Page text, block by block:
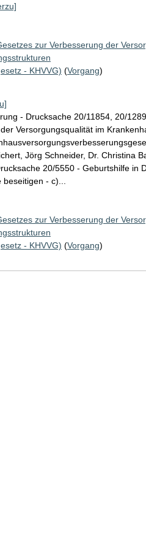
zur Verbesserung der
- KHVVG) (Vorgang)
- Drucksache 20/11854, 20/
Versorgungsqualität im
Jörg Schneider, Dr. Christina
20/5550 - Geburtshilfe in
- c)...
zur Verbesserung der
- KHVVG) (Vorgang)